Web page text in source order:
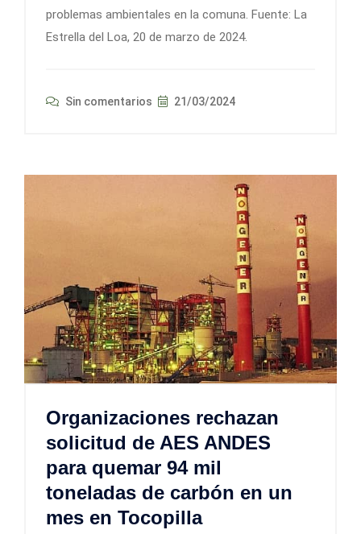
problemas ambientales en la comuna. Fuente: La
Estrella del Loa, 20 de marzo de 2024.
Sin comentarios 21/03/2024
Organizaciones rechazan
solicitud de AES ANDES
para quemar 94 mil
toneladas de carbón en un
mes en Tocopilla